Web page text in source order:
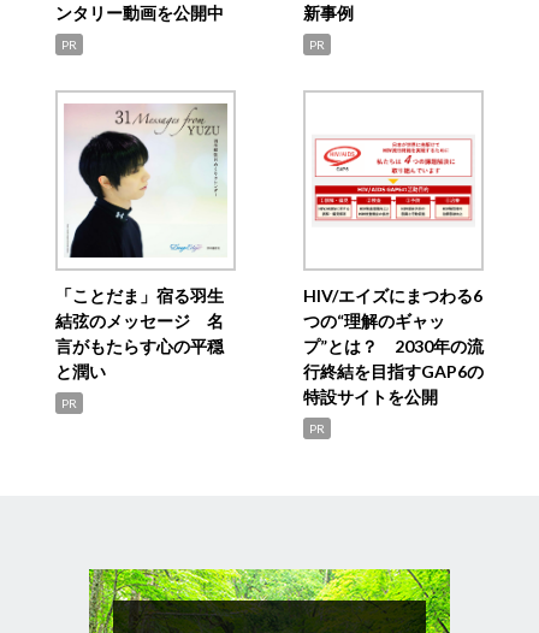
ンタリー動画を公開中
PR
新事例
PR
「ことだま」宿る羽生
結弦のメッセージ 名
言がもたらす心の平穏
と潤い
PR
HIV/エイズにまつわる6
つの“理解のギャッ
プ”とは？ 2030年の流
行終結を目指すGAP6の
特設サイトを公開
PR